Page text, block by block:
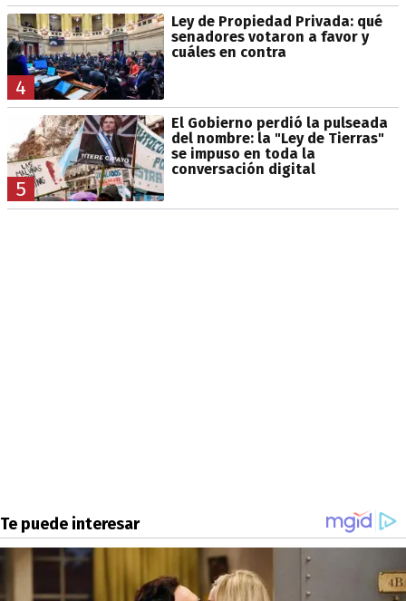
4
Ley de Propiedad Privada: qué
senadores votaron a favor y
cuáles en contra
5
El Gobierno perdió la pulseada
del nombre: la "Ley de Tierras"
se impuso en toda la
conversación digital